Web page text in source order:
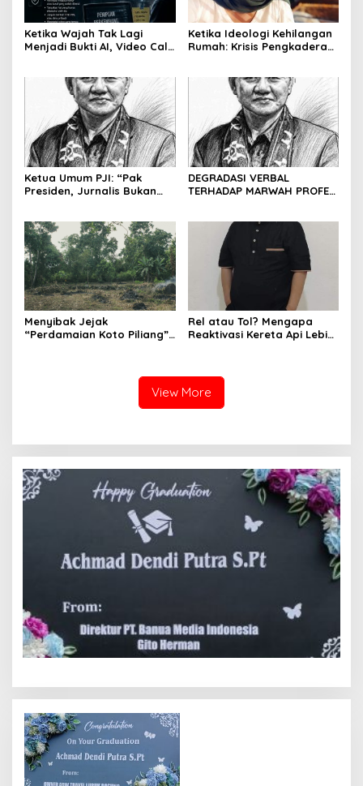
Ketika Wajah Tak Lagi
Menjadi Bukti AI, Video Call,
Ketika Ideologi Kehilangan
Rumah: Krisis Pengkaderan
Kepemimpinan yang
Kehilangan Arah
Ketua Umum PJI: “Pak
Presiden, Jurnalis Bukan
DEGRADASI VERBAL
TERHADAP MARWAH PROFESI
OKNUM ADVOKAT HOTMAN
PARIS HUTAPEA
Menyibak Jejak
“Perdamaian Koto Piliang”:
Rel atau Tol? Mengapa
Reaktivasi Kereta Api Lebih
View More